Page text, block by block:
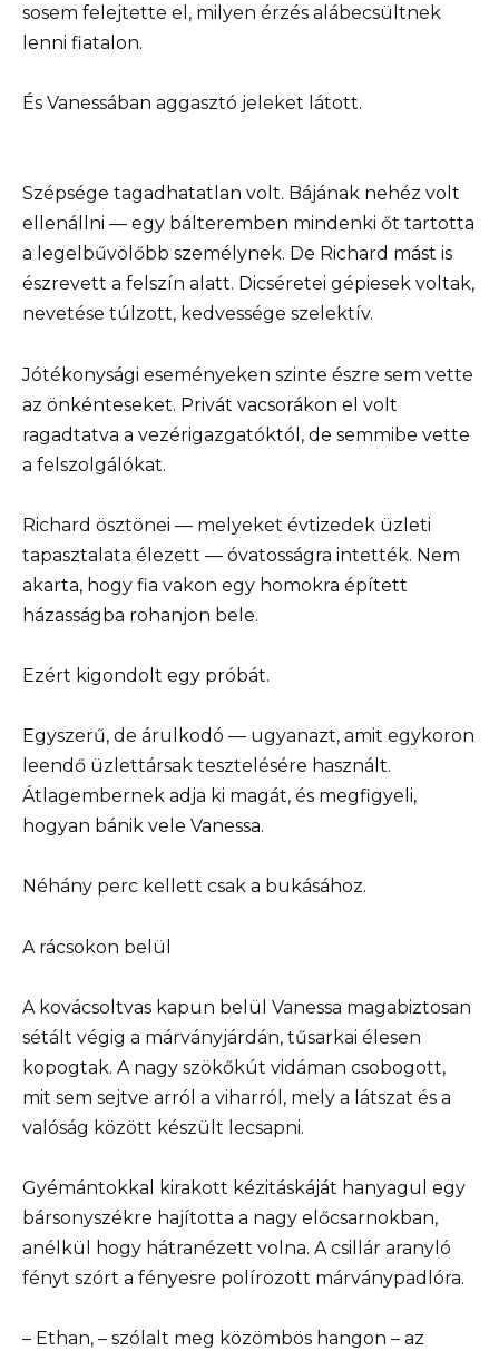
sosem felejtette el, milyen érzés alábecsültnek
lenni fiatalon.
És Vanessában aggasztó jeleket látott.
Szépsége tagadhatatlan volt. Bájának nehéz volt
ellenállni — egy bálteremben mindenki őt tartotta
a legelbűvölőbb személynek. De Richard mást is
észrevett a felszín alatt. Dicséretei gépiesek voltak,
nevetése túlzott, kedvessége szelektív.
Jótékonysági eseményeken szinte észre sem vette
az önkénteseket. Privát vacsorákon el volt
ragadtatva a vezérigazgatóktól, de semmibe vette
a felszolgálókat.
Richard ösztönei — melyeket évtizedek üzleti
tapasztalata élezett — óvatosságra intették. Nem
akarta, hogy fia vakon egy homokra épített
házasságba rohanjon bele.
Ezért kigondolt egy próbát.
Egyszerű, de árulkodó — ugyanazt, amit egykoron
leendő üzlettársak tesztelésére használt.
Átlagembernek adja ki magát, és megfigyeli,
hogyan bánik vele Vanessa.
Néhány perc kellett csak a bukásához.
A rácsokon belül
A kovácsoltvas kapun belül Vanessa magabiztosan
sétált végig a márványjárdán, tűsarkai élesen
kopogtak. A nagy szökőkút vidáman csobogott,
mit sem sejtve arról a viharról, mely a látszat és a
valóság között készült lecsapni.
Gyémántokkal kirakott kézitáskáját hanyagul egy
bársonyszékre hajította a nagy előcsarnokban,
anélkül hogy hátranézett volna. A csillár aranyló
fényt szórt a fényesre polírozott márványpadlóra.
– Ethan, – szólalt meg közömbös hangon – az